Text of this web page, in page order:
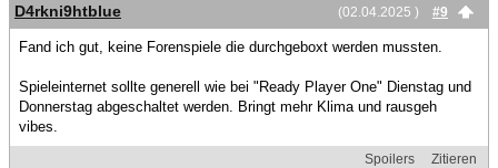
(02.04.2025 )
#9
D4rkni9htblue
Fand ich gut, keine Forenspiele die durchgeboxt werden mussten.
Spieleinternet sollte generell wie bei "Ready Player One" Dienstag und
Donnerstag abgeschaltet werden. Bringt mehr Klima und rausgeh
vibes.
Spoilers
Zitieren